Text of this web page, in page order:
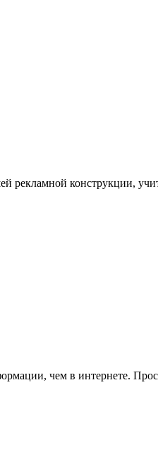
рекламной конструкции,
чем в интернете.